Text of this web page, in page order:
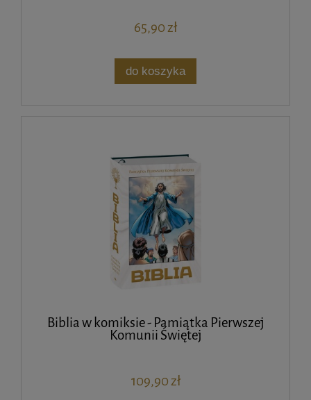
65,90 zł
do koszyka
Biblia w komiksie - Pamiątka Pierwszej
Komunii Świętej
109,90 zł